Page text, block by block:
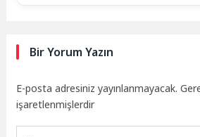
Bir Yorum Yazın
E-posta adresiniz yayınlanmayacak.
işaretlenmişlerdir